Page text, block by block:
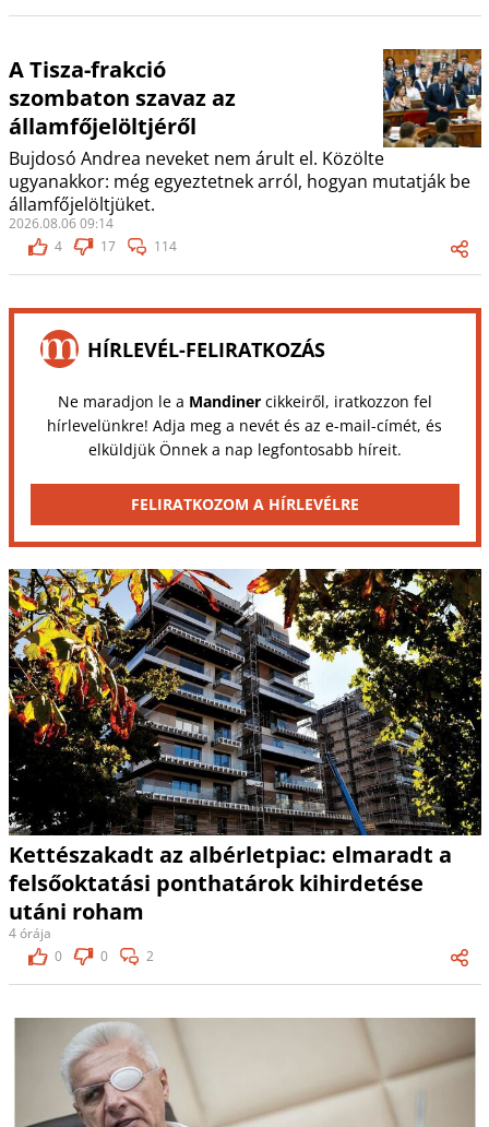
A Tisza-frakció
szombaton szavaz az
államfőjelöltjéről
Bujdosó Andrea neveket nem árult el. Közölte
ugyanakkor: még egyeztetnek arról, hogyan mutatják be
államfőjelöltjüket.
2026.08.06 09:14
4
17 114
HÍRLEVÉL-FELIRATKOZÁS
Ne maradjon le a Mandinercikkeiről, iratkozzon fel
hírlevelünkre! Adja meg a nevét és az e-mail-címét, és
elküldjük Önnek a nap legfontosabb híreit.
FELIRATKOZOM A HÍRLEVÉLRE
Kettészakadt az albérletpiac: elmaradt a
felsőoktatási ponthatárok kihirdetése
utáni roham
4 órája
0
0 2